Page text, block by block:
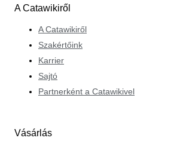
A Catawikiről
A Catawikiről
Szakértőink
Karrier
Sajtó
Partnerként a Catawikivel
Vásárlás